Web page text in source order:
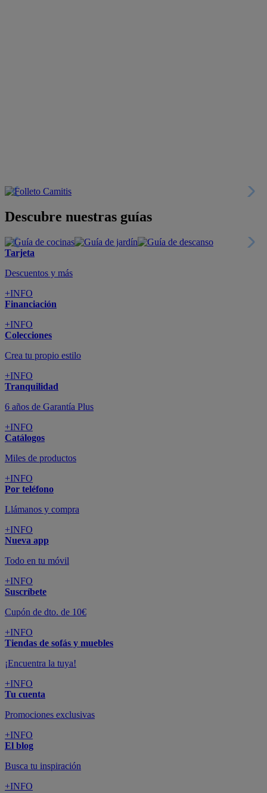
Descubre nuestras guías
Tarjeta
Descuentos y más
+INFO
Financiación
+INFO
Colecciones
Crea tu propio estilo
+INFO
Tranquilidad
6 años de Garantía Plus
+INFO
Catálogos
Miles de productos
+INFO
Por teléfono
Llámanos y compra
+INFO
Nueva app
Todo en tu móvil
+INFO
Suscríbete
Cupón de dto. de 10€
+INFO
Tiendas de sofás y muebles
¡Encuentra la tuya!
+INFO
Tu cuenta
Promociones exclusivas
+INFO
El blog
Busca tu inspiración
+INFO